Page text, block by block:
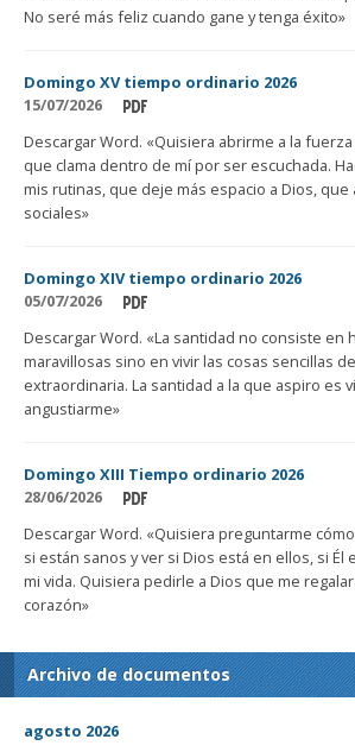
No seré más feliz cuando gane y tenga éxito»
Domingo XV tiempo ordinario 2026
15/07/2026
Descargar Word. «Quisiera abrirme a la
que clama dentro de mí por ser escuchada.
mis rutinas, que deje más espacio a Dios,
sociales»
Domingo XIV tiempo ordinario 2026
05/07/2026
Descargar Word. «La santidad no consiste en
maravillosas sino en vivir las cosas sencillas
extraordinaria. La santidad a la que aspiro es
angustiarme»
Domingo XIII Tiempo ordinario 2026
28/06/2026
Descargar Word. «Quisiera preguntarme
si están sanos y ver si Dios está en ellos, si Él
mi vida. Quisiera pedirle a Dios que me
corazón»
Archivo de documentos
agosto 2026